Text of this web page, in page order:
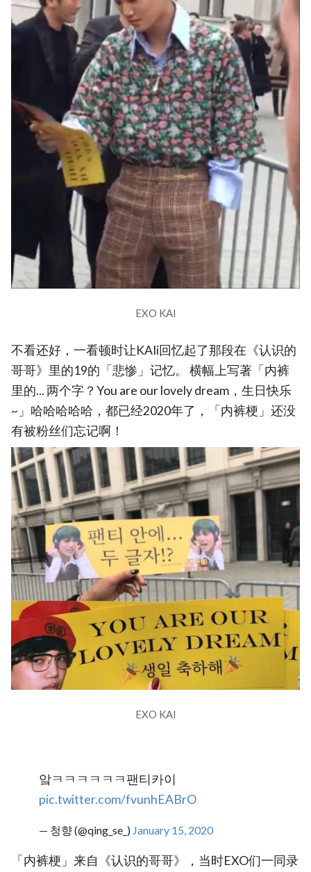
EXO KAI
不看还好，一看顿时让KAIi回忆起了那段在《认识的
哥哥》里的19的「悲惨」记忆。 横幅上写著「内裤
里的... 两个字？You are our lovely dream，生日快乐
~」哈哈哈哈哈，都已经2020年了，「内裤梗」还没
有被粉丝们忘记啊！
EXO KAI
앜ㅋㅋㅋㅋㅋㅋ팬티카이
pic.twitter.com/fvunhEABrO
— 청향 (@qing_se_) January 15, 2020
「内裤梗」来自《认识的哥哥》，当时EXO们一同录